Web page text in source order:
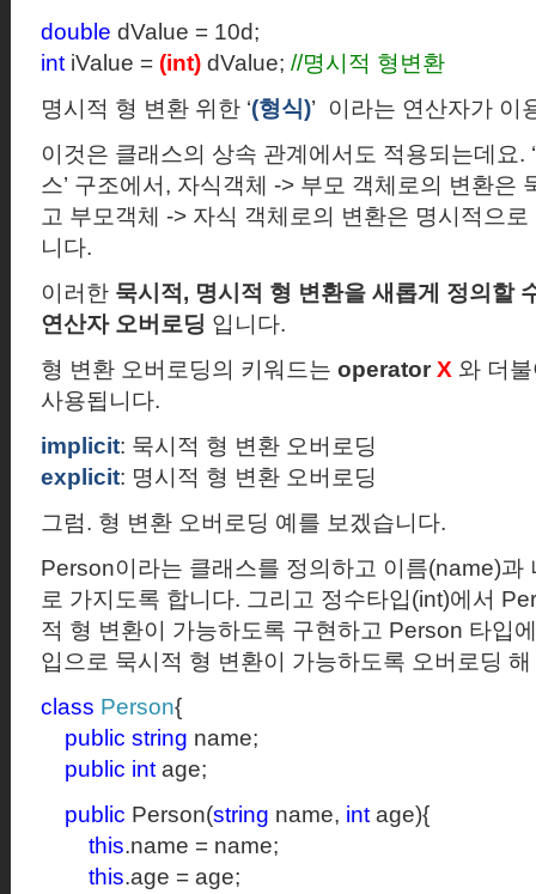
double dValue = 10d;
int iValue = (int) dValue; //명시적 형변환
명시적 형 변환 위한 ‘(형식)’
이라는 연산자가 이
이것은 클래스의 상속 관계에서도 적용되는데요. ‘
스’ 구조에서 , 자식객체 -> 부모 객체로의 변환은
고 부모객체 -> 자식 객체로의 변환은 명시적으
니다.
이러한 묵시적 , 명시적 형 변환을 새롭게 정의할
연산자 오버로딩 입니다.
형 변환 오버로딩의 키워드는 operator X 와 더
사용됩니다.
implicit: 묵시적 형 변환 오버로딩
explicit: 명시적 형 변환 오버로딩
그럼. 형 변환 오버로딩 예를 보겠습니다.
Person이라는 클래스를 정의하고 이름(name)과
로 가지도록 합니다. 그리고 정수타입(int)에서
적 형 변환이 가능하도록 구현하고 Person 타입
입으로 묵시적 형 변환이 가능하도록 오버로딩
class Person{
public string name;
public int age;
public Person(string name, int age){
this.name = name;
this.age = age;